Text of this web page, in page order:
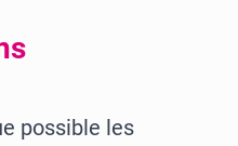
possible les